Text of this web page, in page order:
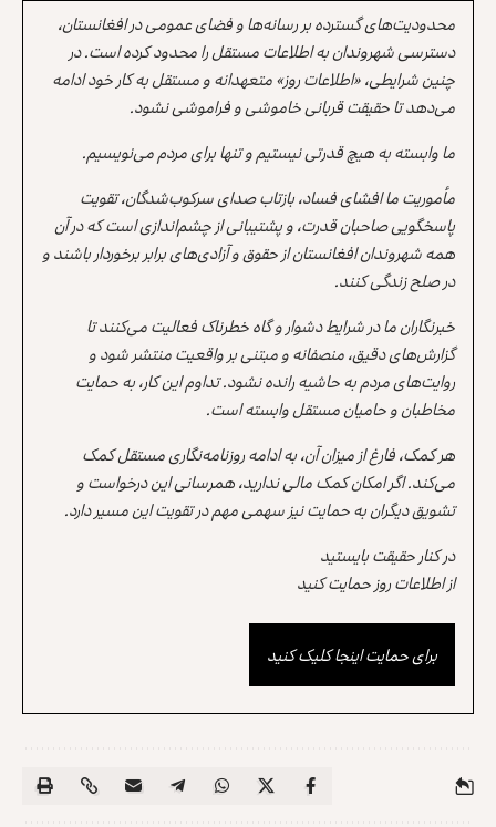
محدودیت‌های گسترده بر رسانه‌ها و فضای عمومی در افغانستان،
دسترسی شهروندان به اطلاعات مستقل را محدود کرده است. در
چنین شرایطی، «اطلاعات روز» متعهدانه و مستقل به کار خود ادامه
می‌دهد تا حقیقت قربانی خاموشی و فراموشی نشود.
ما وابسته به هیچ قدرتی نیستیم و تنها برای مردم می‌نویسیم.
مأموریت ما افشای فساد، بازتاب صدای سرکوب‌شدگان، تقویت
پاسخگویی صاحبان قدرت، و پشتیبانی از چشم‌اندازی است که در آن
همه شهروندان افغانستان از حقوق و آزادی‌های برابر برخوردار باشند و
در صلح زندگی کنند.
خبرنگاران ما در شرایط دشوار و گاه خطرناک فعالیت می‌کنند تا
گزارش‌های دقیق، منصفانه و مبتنی بر واقعیت منتشر شود و
روایت‌های مردم به حاشیه رانده نشود. تداوم این کار، به حمایت
مخاطبان و حامیان مستقل وابسته است.
هر کمک، فارغ از میزان آن، به ادامه روزنامه‌نگاری مستقل کمک
می‌کند. اگر امکان کمک مالی ندارید، همرسانی این درخواست و
تشویق دیگران به حمایت نیز سهمی مهم در تقویت این مسیر دارد.
در کنار حقیقت بایستید
از اطلاعات روز حمایت کنید
برای حمایت اینجا کلیک کنید